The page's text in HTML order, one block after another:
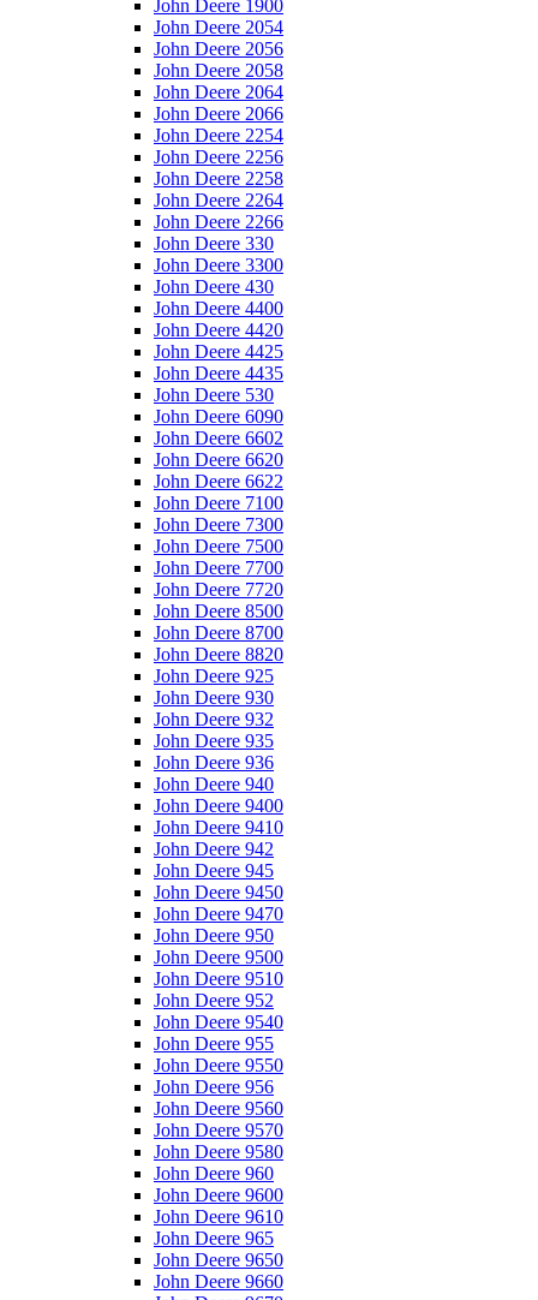
John Deere 1900
John Deere 2054
John Deere 2056
John Deere 2058
John Deere 2064
John Deere 2066
John Deere 2254
John Deere 2256
John Deere 2258
John Deere 2264
John Deere 2266
John Deere 330
John Deere 3300
John Deere 430
John Deere 4400
John Deere 4420
John Deere 4425
John Deere 4435
John Deere 530
John Deere 6090
John Deere 6602
John Deere 6620
John Deere 6622
John Deere 7100
John Deere 7300
John Deere 7500
John Deere 7700
John Deere 7720
John Deere 8500
John Deere 8700
John Deere 8820
John Deere 925
John Deere 930
John Deere 932
John Deere 935
John Deere 936
John Deere 940
John Deere 9400
John Deere 9410
John Deere 942
John Deere 945
John Deere 9450
John Deere 9470
John Deere 950
John Deere 9500
John Deere 9510
John Deere 952
John Deere 9540
John Deere 955
John Deere 9550
John Deere 956
John Deere 9560
John Deere 9570
John Deere 9580
John Deere 960
John Deere 9600
John Deere 9610
John Deere 965
John Deere 9650
John Deere 9660